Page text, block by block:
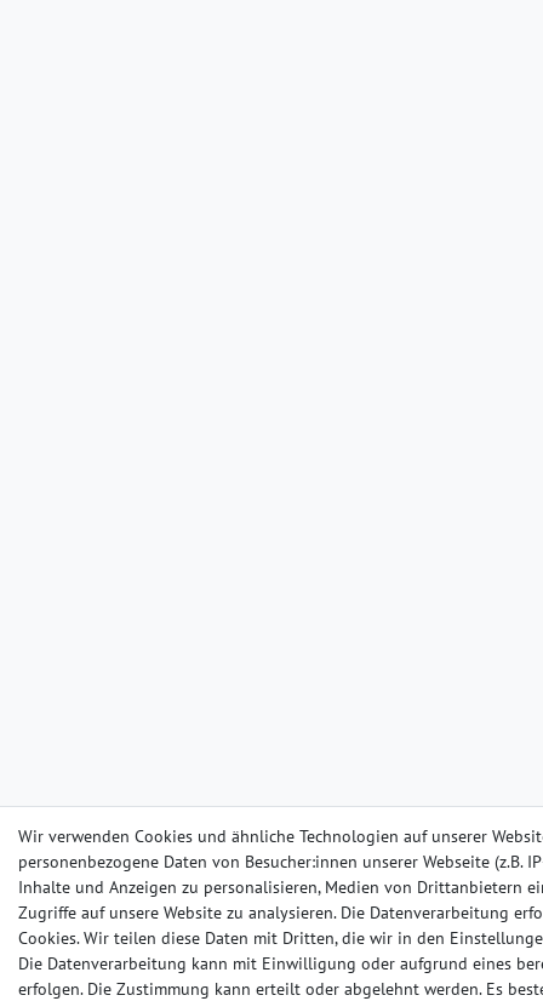
Wir verwenden Cookies und ähnliche Technologien auf unserer
personenbezogene Daten von Besucher:innen unserer Webseite (z.B.
Inhalte und Anzeigen zu personalisieren, Medien von Drittanbietern
Zugriffe auf unsere Website zu analysieren. Die Datenverarbeitung
Cookies. Wir teilen diese Daten mit Dritten, die wir in den
Die Datenverarbeitung kann mit Einwilligung oder aufgrund eines
erfolgen. Die Zustimmung kann erteilt oder abgelehnt werden. Es